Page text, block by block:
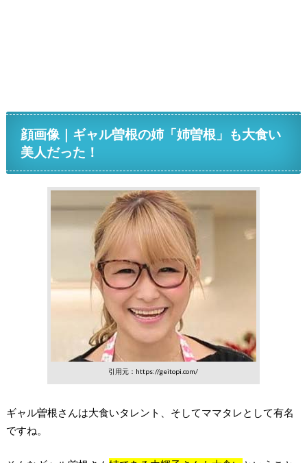
顔画像｜ギャル曽根の姉「姉曽根」も大食い
美人だった！
引用元：https://geitopi.com/
ギャル曽根さんは大食いタレント、そしてママタレとして有名
ですね。